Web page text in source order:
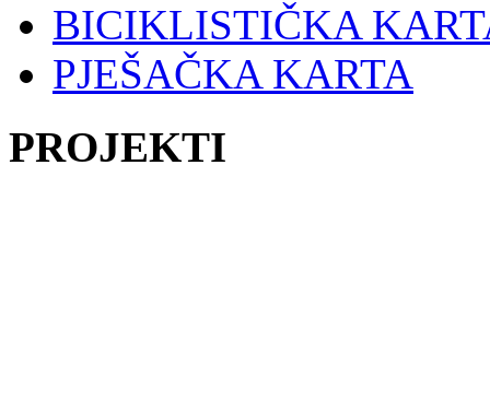
BICIKLISTIČKA
PJEŠAČKA KARTA
PROJEKTI